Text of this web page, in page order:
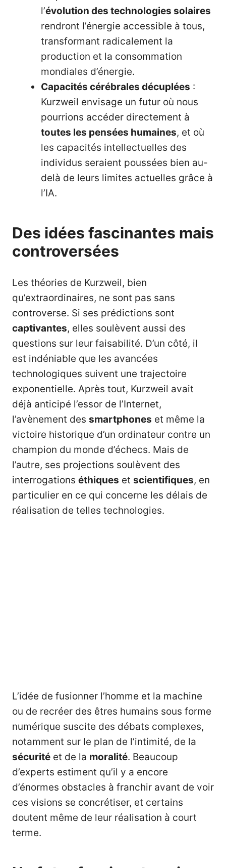
l’évolution des technologies solaires
rendront l’énergie accessible à tous,
transformant radicalement la
production et la consommation
mondiales d’énergie.
Capacités cérébrales décuplées :
Kurzweil envisage un futur où nous
pourrions accéder directement à
toutes les pensées humaines, et où
les capacités intellectuelles des
individus seraient poussées bien au-
delà de leurs limites actuelles grâce à
l’IA.
Des idées fascinantes mais
controversées
Les théories de Kurzweil, bien
qu’extraordinaires, ne sont pas sans
controverse. Si ses prédictions sont
captivantes, elles soulèvent aussi des
questions sur leur faisabilité. D’un côté, il
est indéniable que les avancées
technologiques suivent une trajectoire
exponentielle. Après tout, Kurzweil avait
déjà anticipé l’essor de l’Internet,
l’avènement des smartphones et même la
victoire historique d’un ordinateur contre un
champion du monde d’échecs. Mais de
l’autre, ses projections soulèvent des
interrogations éthiques et scientifiques, en
particulier en ce qui concerne les délais de
réalisation de telles technologies.
L’idée de fusionner l’homme et la machine
ou de recréer des êtres humains sous forme
numérique suscite des débats complexes,
notamment sur le plan de l’intimité, de la
sécurité et de la moralité. Beaucoup
d’experts estiment qu’il y a encore
d’énormes obstacles à franchir avant de voir
ces visions se concrétiser, et certains
doutent même de leur réalisation à court
terme.